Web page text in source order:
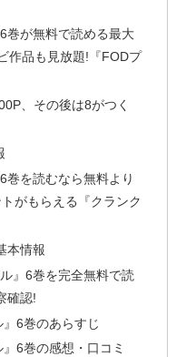
巻が無料で読める最大
作品も見放題!『FODプ
、その後は8がつく
巻を読むなら無料より
がもらえる『クランク
本情報
』6巻を完全無料で読
確認!
』6巻のあらすじ
6巻の感想・口コミ